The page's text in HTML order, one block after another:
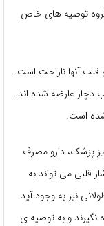
توصیه های خاص
آنها ناراحت است.
دچار عارضه شده اند.
است.
پزشک، دارو مصرف
قلبی می تواند به
نیز به وجود آید.
نگیرند و به توصیه ی